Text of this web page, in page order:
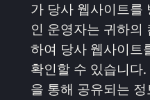
가 당사 웹사이트를
인 운영자는 귀하의
하여 당사 웹사이트
확인할 수 있습니다
을 통해 공유되는